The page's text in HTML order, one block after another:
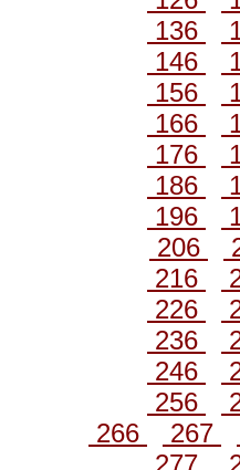
136
146
156
166
176
186
196
206
216
226
236
246
256
266
267
277